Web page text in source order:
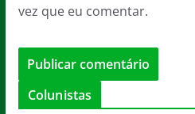
vez que eu comentar.
Colunistas